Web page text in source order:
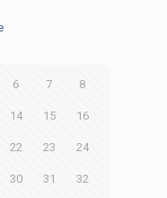
6 7 8
14 15 16
22 23 24
30 31 32